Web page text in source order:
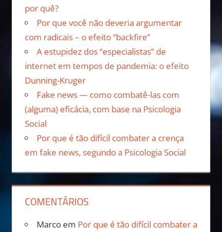
por quê?
Por que você não deveria argumentar
com radicais – o efeito “backfire”
A estupidez dos “especialistas” de
internet em tempos de pandemia: o efeito
Dunning-Kruger
Fake news — como combatê-las com
(alguma) eficácia, com base na Psicologia
Social
Por que é tão difícil combater a crença
em fake news, segundo a Psicologia Social
COMENTÁRIOS
Marcoem Por que é tão difícil combater a